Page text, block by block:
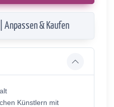
Anpassen & Kaufen
Künstlern mit